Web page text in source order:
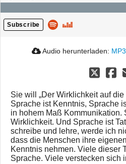
Subscribe
Audio herunterladen: MP3
Sie will „Der Wirklichkeit auf
Sprache ist Kenntnis, Sprache
in hohem Maß Kommunikation.
Wirklichkeit. Und Sprache ist
schreibe und lehre, werde ich
dass die Menschen ihre
Kenntnis nehmen. Viele dieser
Sprache. Viele verstecken sich